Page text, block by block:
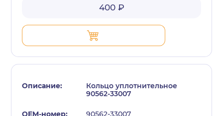
400 ₽
Кольцо уплотнительное
90562-33007
90562-33007